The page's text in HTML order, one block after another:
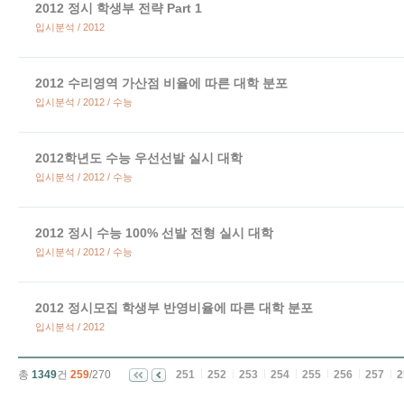
2012 정시 학생부 전략 Part 1
입시분석 / 2012
2012 수리영역 가산점 비율에 따른 대학 분포
입시분석 / 2012 / 수능
2012학년도 수능 우선선발 실시 대학
입시분석 / 2012 / 수능
2012 정시 수능 100% 선발 전형 실시 대학
입시분석 / 2012 / 수능
2012 정시모집 학생부 반영비율에 따른 대학 분포
입시분석 / 2012
총 1349건 259/270 251 252 253 254 255 256 257